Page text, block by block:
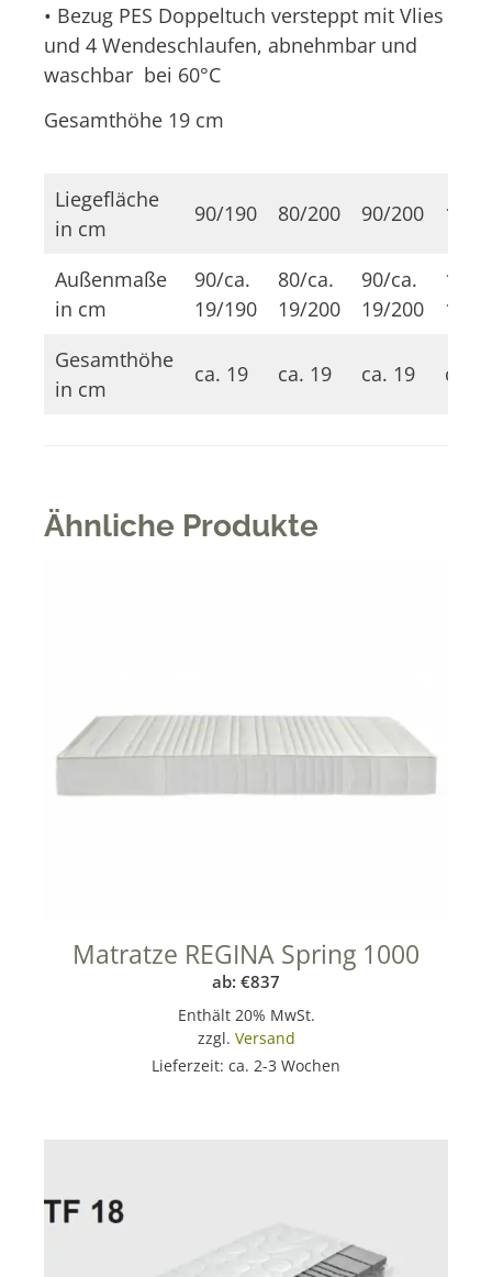
• Bezug PES Doppeltuch versteppt mit Vlies
und 4 Wendeschlaufen, abnehmbar und
waschbar bei 60°C
Gesamthöhe 19 cm
Liegefläche
in cm
90/190 80/200 90/200 100/
Außenmaße
in cm
90/ca.
19/190
80/ca.
19/200
90/ca.
19/200
100/
19/
Gesamthöhe
in cm
ca. 19 ca. 19 ca. 19 ca.
Ähnliche Produkte
Matratze REGINA Spring 1000
ab: €837
Enthält 20% MwSt.
zzgl. Versand
Lieferzeit: ca. 2-3 Wochen